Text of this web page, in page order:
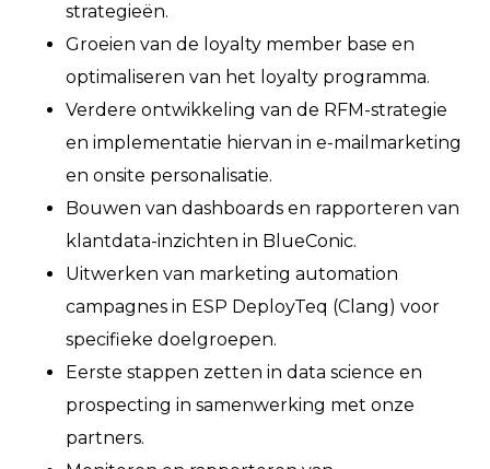
strategieën.
Groeien van de loyalty member base en
optimaliseren van het loyalty programma.
Verdere ontwikkeling van de RFM-strategie
en implementatie hiervan in e-mailmarketing
en onsite personalisatie.
Bouwen van dashboards en rapporteren van
klantdata-inzichten in BlueConic.
Uitwerken van marketing automation
campagnes in ESP DeployTeq (Clang) voor
specifieke doelgroepen.
Eerste stappen zetten in data science en
prospecting in samenwerking met onze
partners.